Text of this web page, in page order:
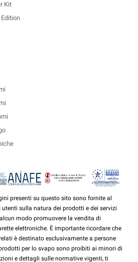
Kit
Edition
presenti su questo sito sono fornite al
sulla natura dei prodotti e dei servizi
modo promuovere la vendita di
elettroniche. È importante ricordare che
è destinato esclusivamente a persone
per lo svapo sono proibiti ai minori di
e dettagli sulle normative vigenti, ti